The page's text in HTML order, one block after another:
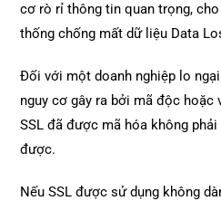
cơ rò rỉ thông tin quan trọng,
thống chống mất dữ liệu Data
Đối với một doanh nghiệp lo
nguy cơ gây ra bởi mã độc hoặc
SSL đã được mã hóa không
được.
Nếu SSL được sử dụng không